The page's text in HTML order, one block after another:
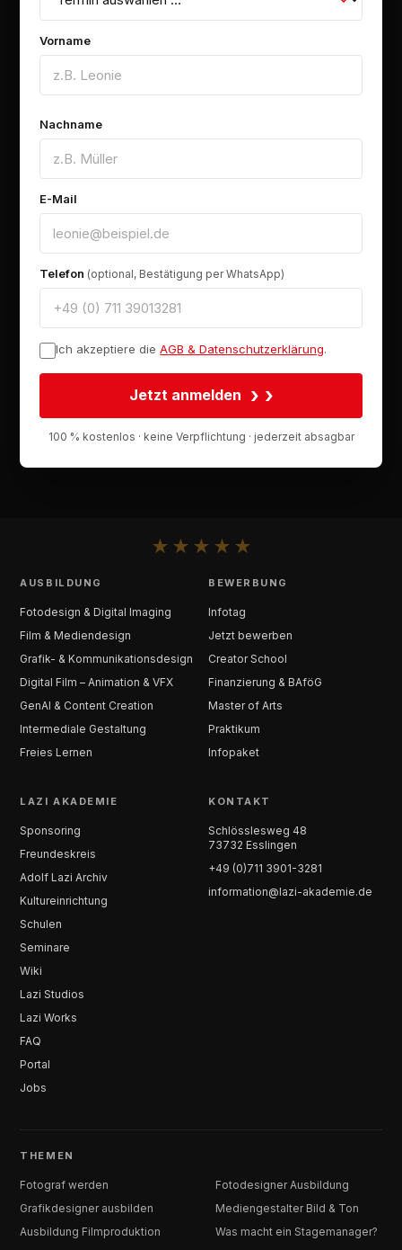
Vorname
Nachname
E-Mail
Telefon (optional, Bestätigung per WhatsApp)
Ich akzeptiere die AGB & Datenschutzerklärung.
Jetzt anmelden ›
100 % kostenlos · keine Verpflichtung · jederzeit absagbar
★ ★ ★ ★ ★
AUSBILDUNG
Fotodesign & Digital Imaging
Film & Mediendesign
Grafik- & Kommunikationsdesign
Digital Film – Animation & VFX
GenAI & Content Creation
Intermediale Gestaltung
Freies Lernen
BEWERBUNG
Infotag
Jetzt bewerben
Creator School
Finanzierung & BAföG
Master of Arts
Praktikum
Infopaket
LAZI AKADEMIE
Sponsoring
Freundeskreis
Adolf Lazi Archiv
Kultureinrichtung
Schulen
Seminare
Wiki
Lazi Studios
Lazi Works
FAQ
Portal
Jobs
KONTAKT
Schlösslesweg 48
73732 Esslingen
+49 (0)711 3901-3281
information@lazi-akademie.de
THEMEN
Fotograf werden
Fotodesigner Ausbildung
Grafikdesigner ausbilden
Mediengestalter Bild & Ton
Ausbildung Filmproduktion
Was macht ein Stagemanager?